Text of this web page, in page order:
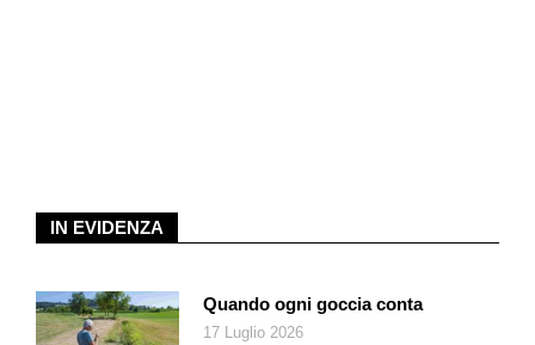
IN EVIDENZA
Quando ogni goccia conta
17 Luglio 2026